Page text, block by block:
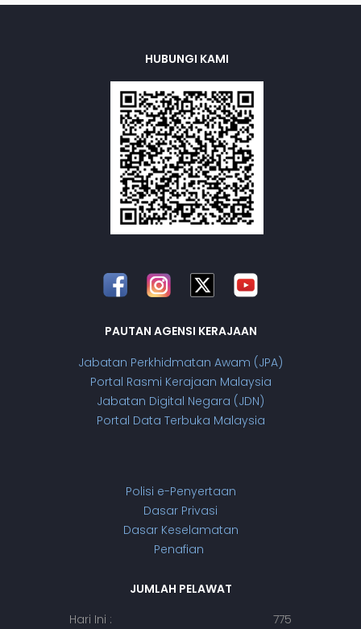
HUBUNGI KAMI
PAUTAN AGENSI KERAJAAN
Jabatan Perkhidmatan Awam (JPA)
Portal Rasmi Kerajaan Malaysia
Jabatan Digital Negara (JDN)
Portal Data Terbuka Malaysia
Polisi e-Penyertaan
Dasar Privasi
Dasar Keselamatan
Penafian
JUMLAH PELAWAT
Hari Ini :
775